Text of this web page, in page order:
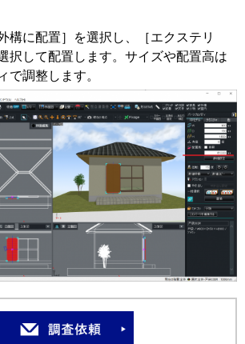
構に配置］を選択し、［エクステリ
択して配置します。サイズや配置高は
で調整します。